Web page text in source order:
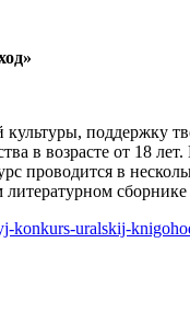
культуры, поддержку
в возрасте от 18
проводится в
konkurs-uralskij-